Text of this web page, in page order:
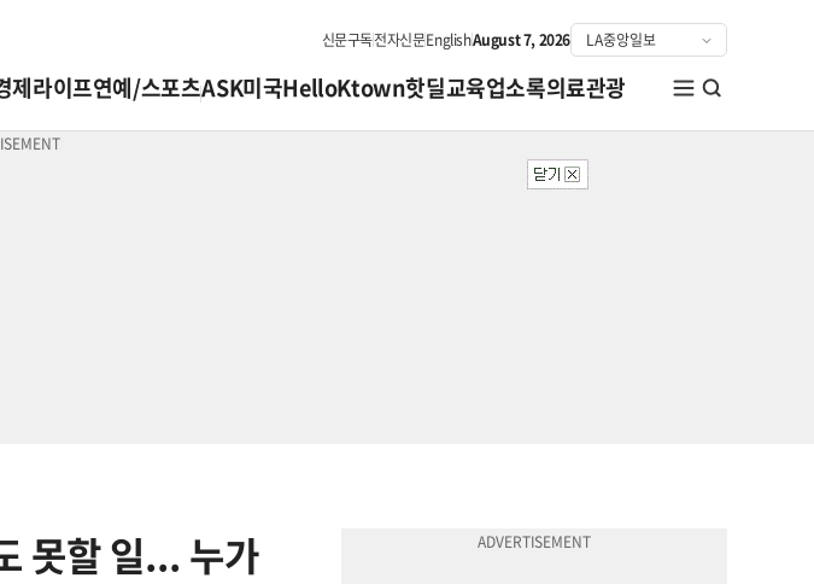
신문구독전자신문EnglishAugust 7, 2026
제라이프연예/스포츠ASK미국HelloKtown핫딜교육업소록의료관광
못할 일... 누가